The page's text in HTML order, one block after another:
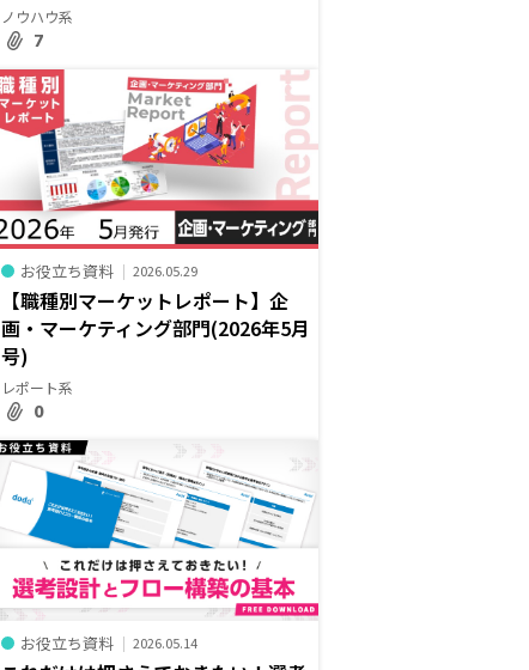
ノウハウ系
7
お役立ち資料 2026.05.29
【職種別マーケットレポート】企
画・マーケティング部門(2026年5月
号)
レポート系
0
お役立ち資料 2026.05.14